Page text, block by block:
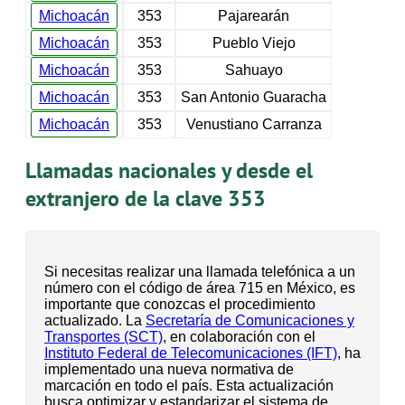
Michoacán 353
Pajarearán
Michoacán
353
Pueblo Viejo
Michoacán
353
Sahuayo
Michoacán
353
San Antonio Guaracha
Michoacán
353 Venustiano Carranza
Llamadas nacionales y desde el
extranjero de la clave 353
Si necesitas realizar una llamada telefónica a un
número con el código de área 715 en México, es
importante que conozcas el procedimiento
actualizado. La Secretaría de Comunicaciones y
Transportes (SCT), en colaboración con el
Instituto Federal de Telecomunicaciones (IFT), ha
implementado una nueva normativa de
marcación en todo el país. Esta actualización